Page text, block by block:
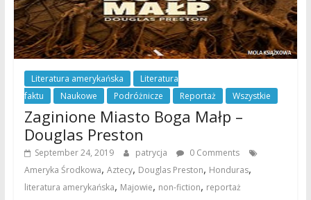
Literatura amerykańska
Literatura
faktu
Naukowe Podróżnicze Reportaż Wszystkie
Zaginione Miasto Boga Małp –
Douglas Preston
September 24, 2019 patrycja
0 Comments
Ameryka Środkowa, Aztecy, Douglas Preston, Honduras,
literatura amerykańska, Majowie, non-fiction, reportaż